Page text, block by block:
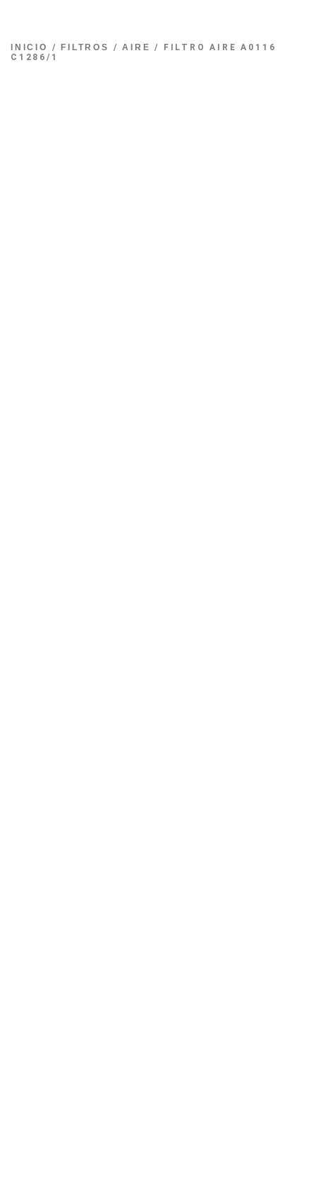
INICIO / FILTROS /AIRE / FILTRO AIRE A0116
C1286/1